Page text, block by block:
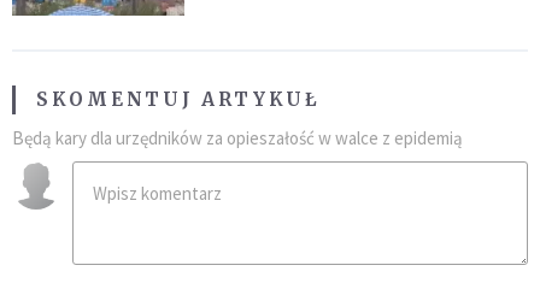
SKOMENTUJ ARTYKUŁ
Będą kary dla urzędników za opieszałość w walce z epidemią